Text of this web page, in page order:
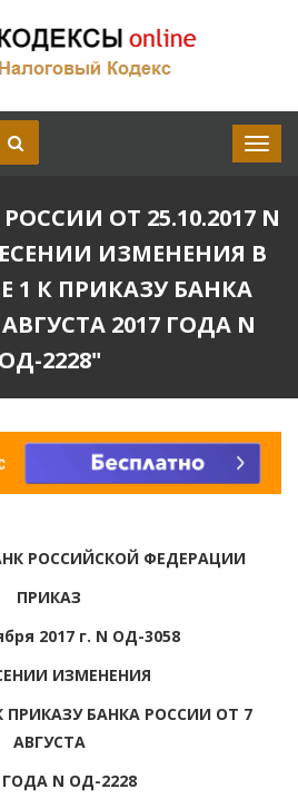
ОТ 25.10.2017 N
ИЗМЕНЕНИЯ В
1 К ПРИКАЗУ БАНКА
2017 ГОДА N
ОД-2228"
РОССИЙСКОЙ ФЕДЕРАЦИИ
ПРИКАЗ
2017 г. N ОД-3058
ИЗМЕНЕНИЯ
ПРИКАЗУ БАНКА РОССИИ ОТ 7
АВГУСТА
ГОДА N ОД-2228